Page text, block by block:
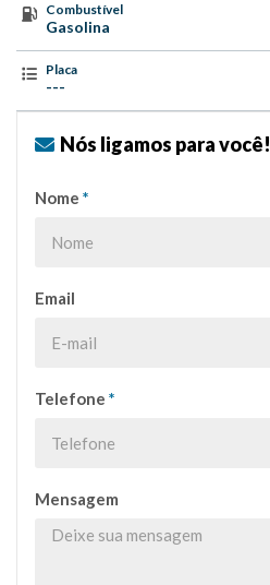
Combustível
Gasolina
Placa
---
Nós ligamos para você!
Nome *
Email
Telefone *
Mensagem